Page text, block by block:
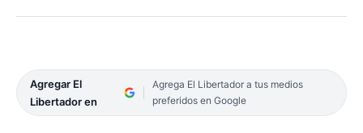
Agregar El
Libertador en
Agrega El Libertador a tus medios
preferidos en Google